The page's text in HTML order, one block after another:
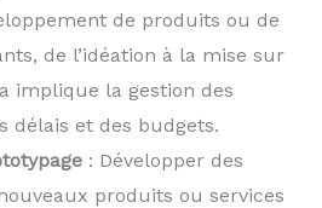
de produits ou de
de l’idéation à la mise sur
implique la gestion des
délais et des budgets.
: Développer des
produits ou services